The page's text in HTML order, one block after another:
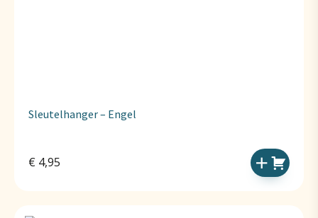
Sleutelhanger – Engel
€ 4,95